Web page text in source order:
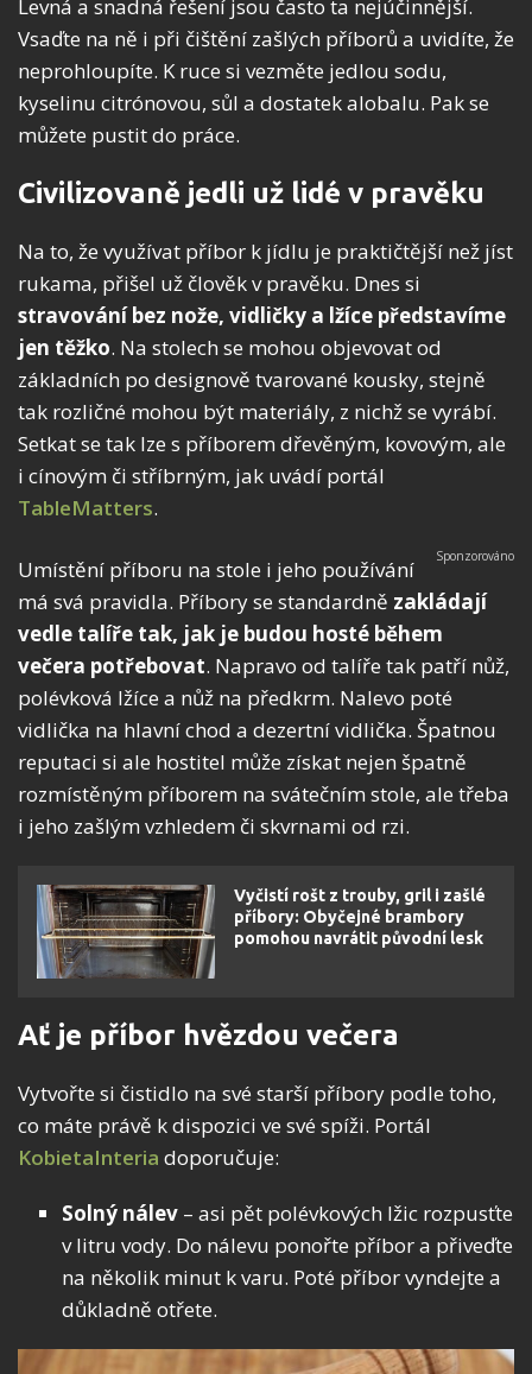
Levná a snadná řešení jsou často ta nejúčinnější.
Vsaďte na ně i při čištění zašlých příborů a uvidíte, že
neprohloupíte. K ruce si vezměte jedlou sodu,
kyselinu citrónovou, sůl a dostatek alobalu. Pak se
můžete pustit do práce.
Civilizovaně jedli už lidé v pravěku
Na to, že využívat příbor k jídlu je praktičtější než jíst
rukama, přišel už člověk v pravěku. Dnes si
stravování bez nože, vidličky a lžíce představíme
jen těžko. Na stolech se mohou objevovat od
základních po designově tvarované kousky, stejně
tak rozličné mohou být materiály, z nichž se vyrábí.
Setkat se tak lze s příborem dřevěným, kovovým, ale
i cínovým či stříbrným, jak uvádí portál
TableMatters.
Umístění příboru na stole i jeho používání
má svá pravidla. Příbory se standardně zakládají
vedle talíře tak, jak je budou hosté během
večera potřebovat. Napravo od talíře tak patří nůž,
polévková lžíce a nůž na předkrm. Nalevo poté
vidlička na hlavní chod a dezertní vidlička. Špatnou
reputaci si ale hostitel může získat nejen špatně
rozmístěným příborem na svátečním stole, ale třeba
i jeho zašlým vzhledem či skvrnami od rzi.
Vyčistí rošt z trouby, gril i zašlé
příbory: Obyčejné brambory
pomohou navrátit původní lesk
Ať je příbor hvězdou večera
Vytvořte si čistidlo na své starší příbory podle toho,
co máte právě k dispozici ve své spíži. Portál
KobietaInteria doporučuje:
Solný nálev – asi pět polévkových lžic rozpusťte
v litru vody. Do nálevu ponořte příbor a přiveďte
na několik minut k varu. Poté příbor vyndejte a
důkladně otřete.